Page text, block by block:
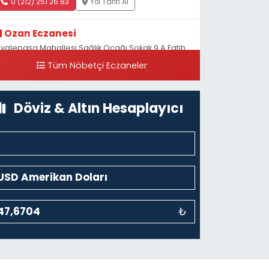
Ozan Eczanesi
Mahallesi Sağlık Ocağı Sokak 9 A Fatih
Tüm Nöbetçi Eczaneler
Döviz & Altın Hesaplayıcı
₺